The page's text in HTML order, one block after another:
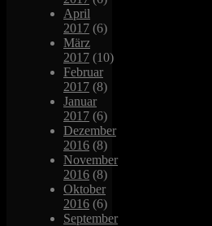
April
2017 (6)
März
2017 (10)
Februar
2017 (8)
Januar
2017 (6)
Dezember
2016 (8)
November
2016 (8)
Oktober
2016 (6)
September